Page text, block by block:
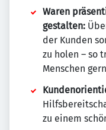
Waren
gestalten:
der Kunden
zu holen – so
Menschen
zu einem